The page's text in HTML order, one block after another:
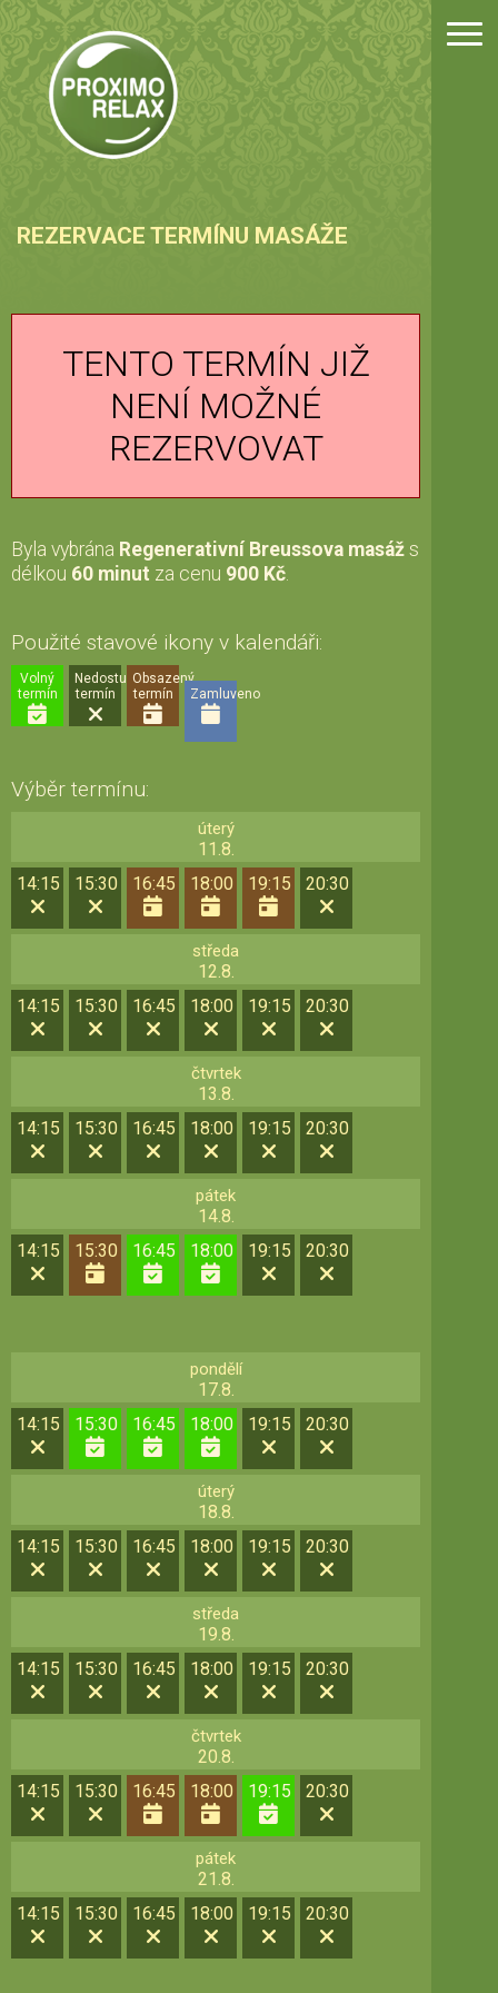
REZERVACE TERMÍNU MASÁŽE
TENTO TERMÍN JIŽ
NENÍ MOŽNÉ
REZERVOVAT
Byla vybrána Regenerativní Breussova masáž s
délkou 60 minut za cenu 900 Kč
Použité stavové ikony v kalendáři:
Volný
termín
Nedostupný
termín
Obsazený
termín
Zamluveno
Výběr termínu:
úterý
11.8.
14:15
15:30 16:45 18:00 19:15 20:30
středa
12.8.
14:15
15:30 16:45 18:00 19:15 20:30
čtvrtek
13.8.
14:15
15:30 16:45 18:00 19:15 20:30
pátek
14.8.
14:15
15:30 16:45 18:00 19:15 20:30
pondělí
17.8.
14:15
15:30 16:45 18:00 19:15 20:30
úterý
18.8.
14:15
15:30 16:45 18:00 19:15 20:30
středa
19.8.
14:15
15:30 16:45 18:00 19:15 20:30
čtvrtek
20.8.
14:15
15:30 16:45 18:00 19:15 20:30
pátek
21.8.
14:15
15:30 16:45 18:00 19:15 20:30